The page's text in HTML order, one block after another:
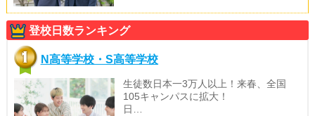
登校日数ランキング
N高等学校・S高等学校
生徒数日本一3万人以上！来春、全国
105キャンパスに拡大！
日…